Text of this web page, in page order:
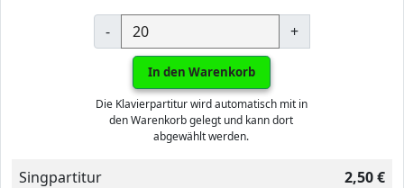
- +
In den Warenkorb
Die Klavierpartitur wird automatisch mit in
den Warenkorb gelegt und kann dort
abgewählt werden.
Singpartitur
2,50 €